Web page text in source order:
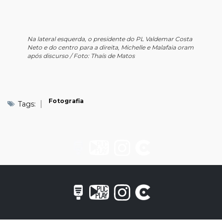
Na lateral esquerda, o presidente do PL Valdemar Costa
Neto e do centro para a direita, Michelle e Malafaia oram
após discurso / Foto: Thaís de Matos
Tags: Fotografia